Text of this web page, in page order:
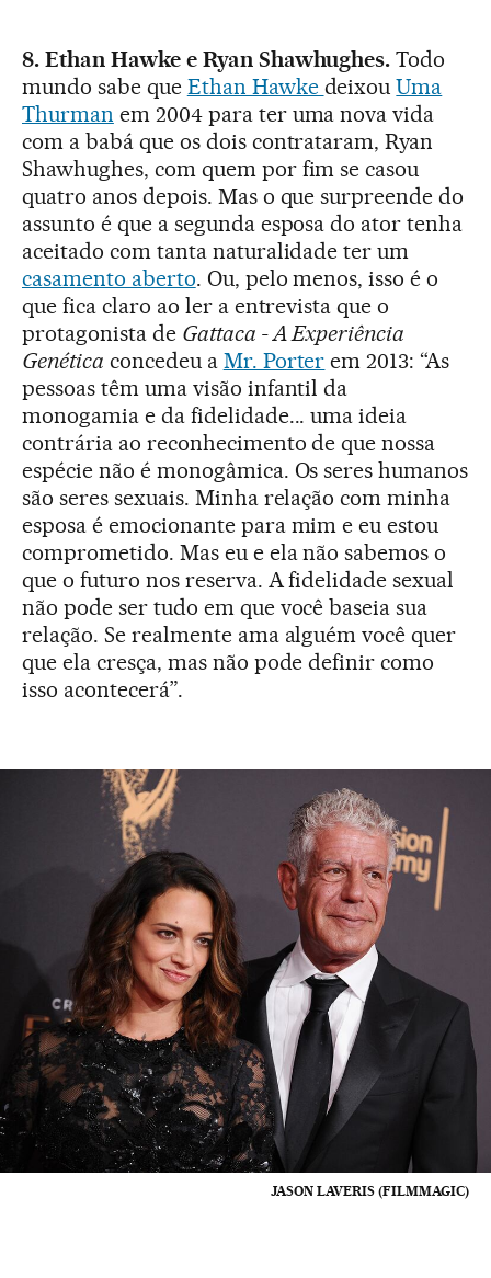
8. Ethan Hawke e Ryan Shawhughes.Todo
mundo sabe que Ethan Hawke deixouUma
Thurman em 2004 para ter uma nova vida
com a babá que os dois contrataram, Ryan
Shawhughes, com quem por fim se casou
quatro anos depois. Mas o que surpreende do
assunto é que a segunda esposa do ator tenha
aceitado com tanta naturalidade ter um
casamento aberto. Ou, pelo menos, isso é o
que fica claro ao ler a entrevista que o
protagonista de Gattaca - A Experiência
Genética concedeu a Mr. Porter em 2013: “As
pessoas têm uma visão infantil da
monogamia e da fidelidade... uma ideia
contrária ao reconhecimento de que nossa
espécie não é monogâmica. Os seres humanos
são seres sexuais. Minha relação com minha
esposa é emocionante para mim e eu estou
comprometido. Mas eu e ela não sabemos o
que o futuro nos reserva. A fidelidade sexual
não pode ser tudo em que você baseia sua
relação. Se realmente ama alguém você quer
que ela cresça, mas não pode definir como
isso acontecerá”.
JASON LAVERIS (FILMMAGIC)